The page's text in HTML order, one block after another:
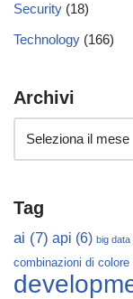
Security (18)
Technology (166)
Archivi
Tag
ai (7) api (6) big data
combinazioni di colore